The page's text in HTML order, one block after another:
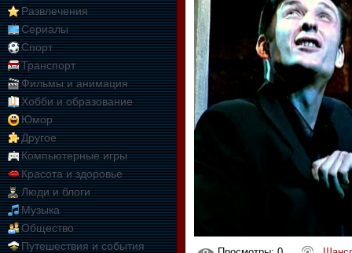
Развлечения
Сериалы
Спорт
Транспорт
Фильмы и анимация
Хобби и образование
Юмор
Другое
Компьютерные игры
Красота и здоровье
Люди и блоги
Музыка
Общество
Путешествия и события